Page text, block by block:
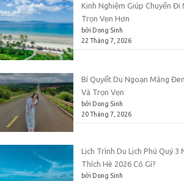
Kinh Nghiệm Giúp Chuyến Đi
Trọn Vẹn Hơn
bởi Dong Sinh
22 Tháng 7, 2026
Bí Quyết Du Ngoạn Măng
Và Trọn Vẹn
bởi Dong Sinh
20 Tháng 7, 2026
Lịch Trình Du Lịch Phú Quý 3
Thích Hè 2026 Có Gì?
bởi Dong Sinh